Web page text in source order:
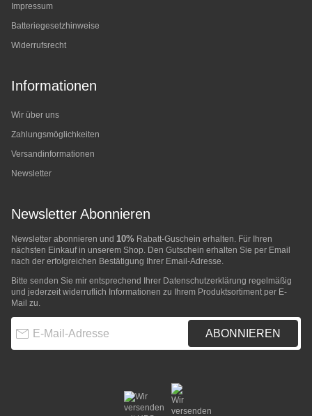
Impressum
Batteriegesetzhinweise
Widerrufsrecht
Informationen
Wir über uns
Zahlungsmöglichkeiten
Versandinformationen
Newsletter
Newsletter Abonnieren
Newsletter abonnieren und 10% Rabatt-Guschein erhalten. Für Ihren
nächsten Einkauf in unserem Shop. Den Gutschein erhalten Sie per Email
nach der erfolgreichen Bestätigung Ihrer Email-Adresse.
Bitte senden Sie mir entsprechend Ihrer Datenschutzerklärung regelmäßig
und jederzeit widerruflich Informationen zu Ihrem Produktsortiment per E-
Mail zu.
ABONNIEREN